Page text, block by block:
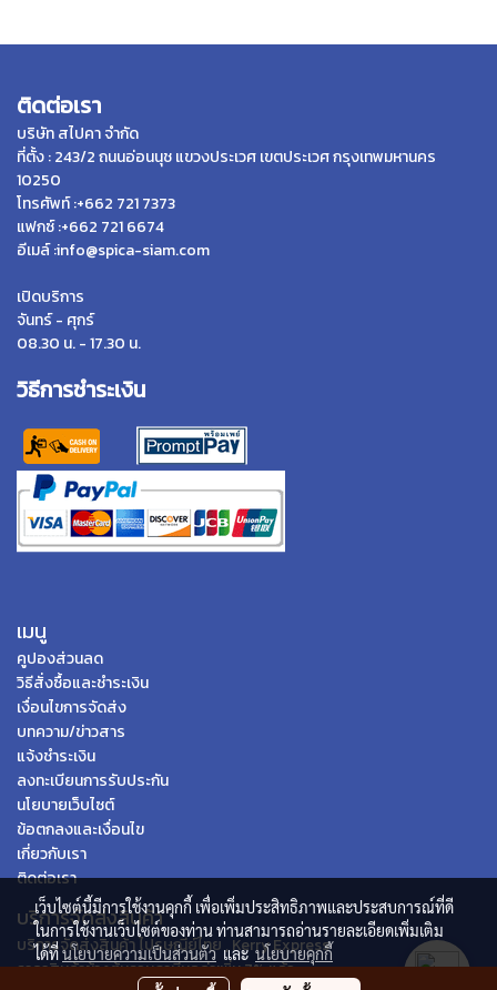
ติดต่อเรา
บริษัท สไปคา จำกัด
ที่ตั้ง : 243/2 ถนนอ่อนนุช แขวงประเวศ เขตประเวศ กรุงเทพมหานคร
10250
โทรศัพท์ :+662 721 7373
แฟกซ์ :+662 721 6674
อีเมล์ :info@spica-siam.com
เปิดบริการ
จันทร์ - ศุกร์
08.30 น. - 17.30 น.
วิธีการชำระเงิน
เมนู
คูปองส่วนลด
วิธีสั่งซื้อและชำระเงิน
เงื่อนไขการจัดส่ง
บทความ/ข่าวสาร
แจ้งชำระเงิน
ลงทะเบียนการรับประกัน
นโยบายเว็บไซต์
ข้อตกลงและเงื่อนไข
เกี่ยวกับเรา
ติดต่อเรา
บริการจัดส่งสินค้า
บริการจัดส่งสินค้า ไปรษณีย์ไทย , Kerry Express
ราคาสินค้าข้างต้นรวมภาษีมูลค่าเพิ่ม 7% แล้ว
เว็บไซต์นี้มีการใช้งานคุกกี้ เพื่อเพิ่มประสิทธิภาพและประสบการณ์ที่ดี
ในการใช้งานเว็บไซต์ของท่าน ท่านสามารถอ่านรายละเอียดเพิ่มเติม
ได้ที่นโยบายความเป็นส่วนตัวและนโยบายคุกกี้